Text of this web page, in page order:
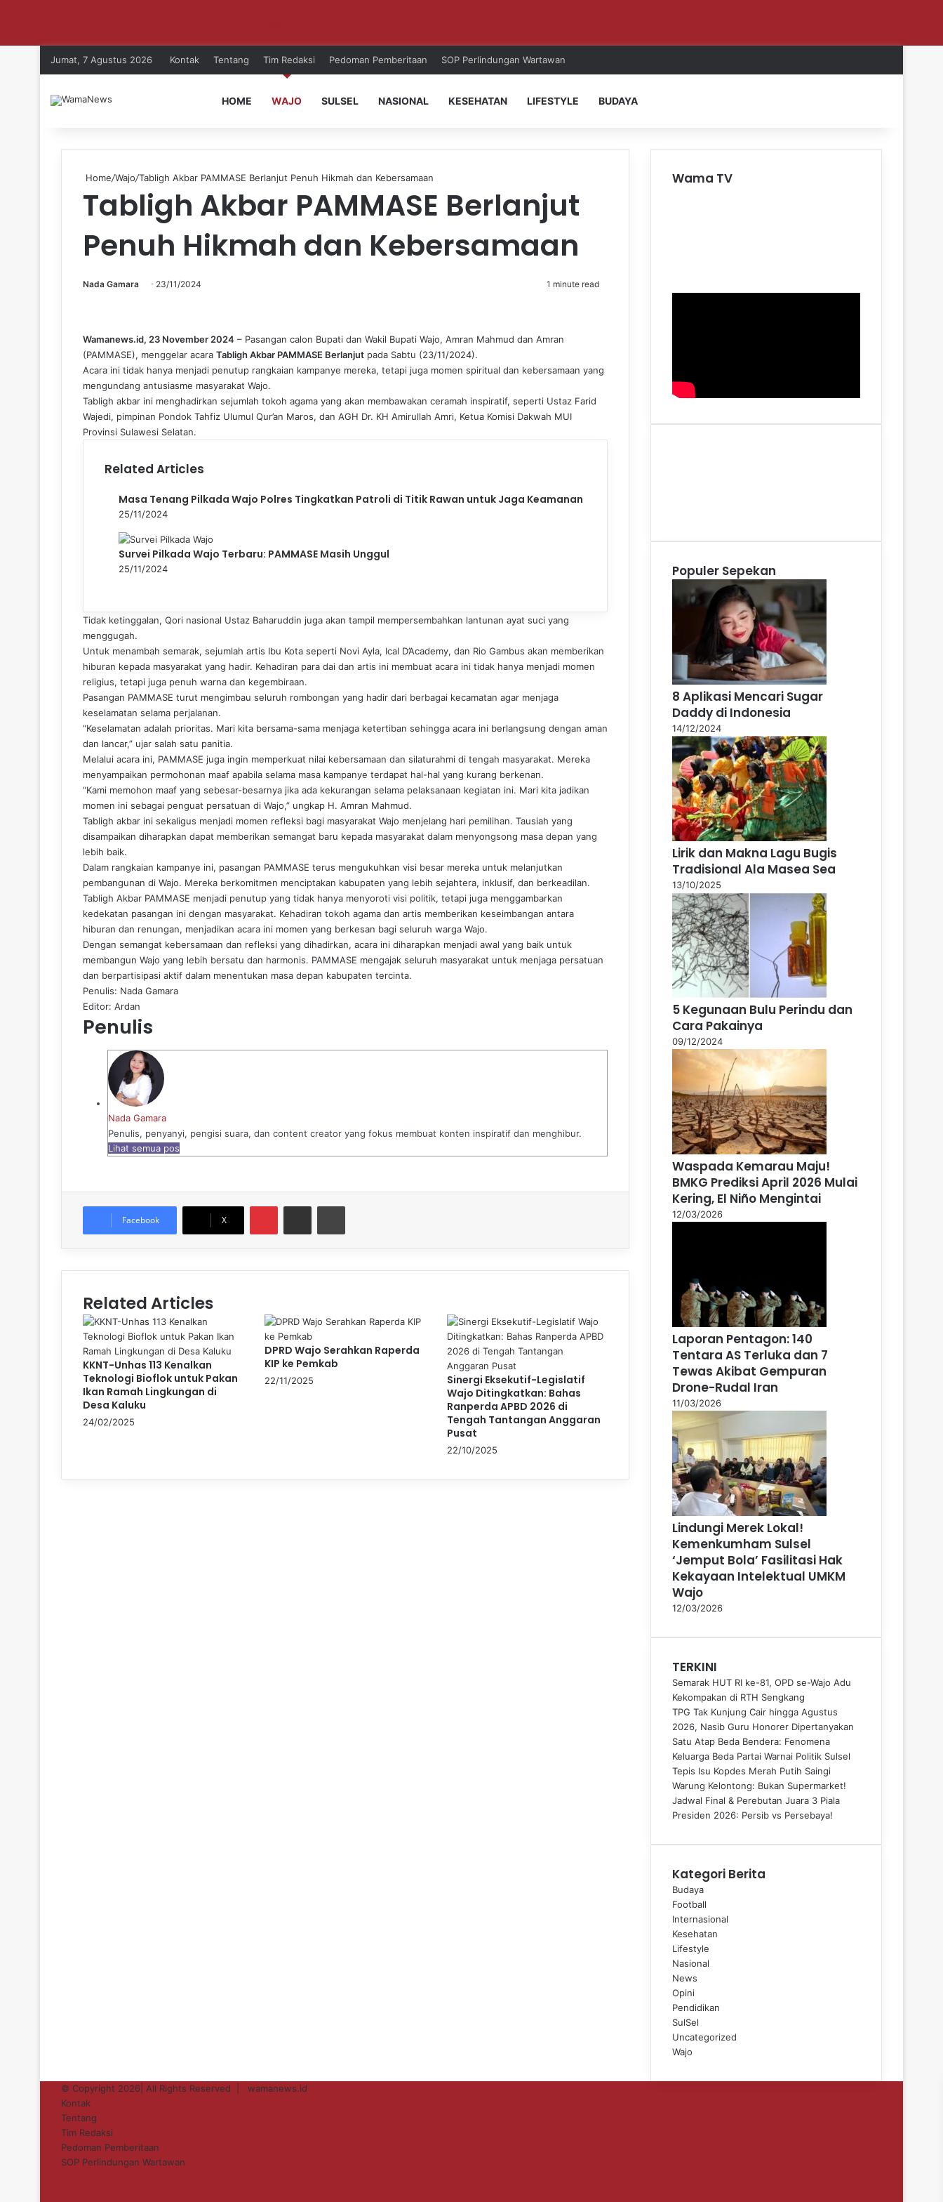
Jumat, 7 Agustus 2026 Kontak Tentang Tim Redaksi Pedoman Pemberitaan SOP Perlindungan Wartawan
HOME WAJO SULSEL NASIONAL KESEHATAN LIFESTYLE BUDAYA
Home/Wajo/Tabligh Akbar PAMMASE Berlanjut Penuh Hikmah dan Kebersamaan
Tabligh Akbar PAMMASE Berlanjut
Penuh Hikmah dan Kebersamaan
Nada Gamara 23/11/2024 1 minute read
Wamanews.id, 23 November 2024 – Pasangan calon Bupati dan Wakil Bupati Wajo, Amran Mahmud dan Amran
(PAMMASE), menggelar acara Tabligh Akbar PAMMASE Berlanjut pada Sabtu (23/11/2024).
Acara ini tidak hanya menjadi penutup rangkaian kampanye mereka, tetapi juga momen spiritual dan kebersamaan yang
mengundang antusiasme masyarakat Wajo.
Tabligh akbar ini menghadirkan sejumlah tokoh agama yang akan membawakan ceramah inspiratif, seperti Ustaz Farid
Wajedi, pimpinan Pondok Tahfiz Ulumul Qur’an Maros, dan AGH Dr. KH Amirullah Amri, Ketua Komisi Dakwah MUI
Provinsi Sulawesi Selatan.
Related Articles
Masa Tenang Pilkada Wajo Polres Tingkatkan Patroli di Titik Rawan untuk Jaga Keamanan
25/11/2024
Survei Pilkada Wajo Terbaru: PAMMASE Masih Unggul
25/11/2024
Tidak ketinggalan, Qori nasional Ustaz Baharuddin juga akan tampil mempersembahkan lantunan ayat suci yang
menggugah.
Untuk menambah semarak, sejumlah artis Ibu Kota seperti Novi Ayla, Ical D’Academy, dan Rio Gambus akan memberikan
hiburan kepada masyarakat yang hadir. Kehadiran para dai dan artis ini membuat acara ini tidak hanya menjadi momen
religius, tetapi juga penuh warna dan kegembiraan.
Pasangan PAMMASE turut mengimbau seluruh rombongan yang hadir dari berbagai kecamatan agar menjaga
keselamatan selama perjalanan.
“Keselamatan adalah prioritas. Mari kita bersama-sama menjaga ketertiban sehingga acara ini berlangsung dengan aman
dan lancar,” ujar salah satu panitia.
Melalui acara ini, PAMMASE juga ingin memperkuat nilai kebersamaan dan silaturahmi di tengah masyarakat. Mereka
menyampaikan permohonan maaf apabila selama masa kampanye terdapat hal-hal yang kurang berkenan.
“Kami memohon maaf yang sebesar-besarnya jika ada kekurangan selama pelaksanaan kegiatan ini. Mari kita jadikan
momen ini sebagai penguat persatuan di Wajo,” ungkap H. Amran Mahmud.
Tabligh akbar ini sekaligus menjadi momen refleksi bagi masyarakat Wajo menjelang hari pemilihan. Tausiah yang
disampaikan diharapkan dapat memberikan semangat baru kepada masyarakat dalam menyongsong masa depan yang
lebih baik.
Dalam rangkaian kampanye ini, pasangan PAMMASE terus mengukuhkan visi besar mereka untuk melanjutkan
pembangunan di Wajo. Mereka berkomitmen menciptakan kabupaten yang lebih sejahtera, inklusif, dan berkeadilan.
Tabligh Akbar PAMMASE menjadi penutup yang tidak hanya menyoroti visi politik, tetapi juga menggambarkan
kedekatan pasangan ini dengan masyarakat. Kehadiran tokoh agama dan artis memberikan keseimbangan antara
hiburan dan renungan, menjadikan acara ini momen yang berkesan bagi seluruh warga Wajo.
Dengan semangat kebersamaan dan refleksi yang dihadirkan, acara ini diharapkan menjadi awal yang baik untuk
membangun Wajo yang lebih bersatu dan harmonis. PAMMASE mengajak seluruh masyarakat untuk menjaga persatuan
dan berpartisipasi aktif dalam menentukan masa depan kabupaten tercinta.
Penulis: Nada Gamara
Editor: Ardan
Penulis
Nada Gamara
Penulis, penyanyi, pengisi suara, dan content creator yang fokus membuat konten inspiratif dan menghibur.
Lihat semua pos
Facebook X
PinterestShare via Email Print
Related Articles
KKNT-Unhas 113 Kenalkan
Teknologi Bioflok untuk Pakan
Ikan Ramah Lingkungan di
Desa Kaluku
24/02/2025
DPRD Wajo Serahkan Raperda
KIP ke Pemkab
22/11/2025
Sinergi Eksekutif-Legislatif
Wajo Ditingkatkan: Bahas
Ranperda APBD 2026 di
Tengah Tantangan Anggaran
Pusat
22/10/2025
Wama TV
Populer Sepekan
8 Aplikasi Mencari Sugar
Daddy di Indonesia
14/12/2024
Lirik dan Makna Lagu Bugis
Tradisional Ala Masea Sea
13/10/2025
5 Kegunaan Bulu Perindu dan
Cara Pakainya
09/12/2024
Waspada Kemarau Maju!
BMKG Prediksi April 2026 Mulai
Kering, El Niño Mengintai
12/03/2026
Laporan Pentagon: 140
Tentara AS Terluka dan 7
Tewas Akibat Gempuran
Drone-Rudal Iran
11/03/2026
Lindungi Merek Lokal!
Kemenkumham Sulsel
‘Jemput Bola’ Fasilitasi Hak
Kekayaan Intelektual UMKM
Wajo
12/03/2026
TERKINI
Semarak HUT RI ke-81, OPD se-Wajo Adu
Kekompakan di RTH Sengkang
TPG Tak Kunjung Cair hingga Agustus
2026, Nasib Guru Honorer Dipertanyakan
Satu Atap Beda Bendera: Fenomena
Keluarga Beda Partai Warnai Politik Sulsel
Tepis Isu Kopdes Merah Putih Saingi
Warung Kelontong: Bukan Supermarket!
Jadwal Final & Perebutan Juara 3 Piala
Presiden 2026: Persib vs Persebaya!
Kategori Berita
Budaya
Football
Internasional
Kesehatan
Lifestyle
Nasional
News
Opini
Pendidikan
SulSel
Uncategorized
Wajo
© Copyright 2026| All Rights Reserved |
wamanews.id
Kontak
Tentang
Tim Redaksi
Pedoman Pemberitaan
SOP Perlindungan Wartawan